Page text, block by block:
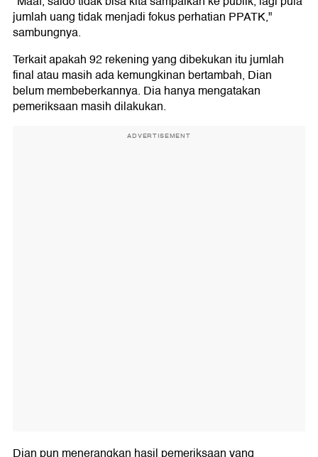
jumlah uang tidak menjadi fokus perhatian PPATK,"
sambungnya.
Terkait apakah 92 rekening yang dibekukan itu jumlah
final atau masih ada kemungkinan bertambah, Dian
belum membeberkannya. Dia hanya mengatakan
pemeriksaan masih dilakukan.
ADVERTISEMENT